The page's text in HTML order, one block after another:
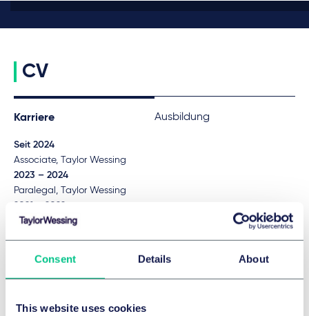
Consent Details About
This website uses cookies
CV
Karriere Ausbildung
Seit 2024
Associate, Taylor Wessing
2023 – 2024
Paralegal, Taylor Wessing
Paralegal, Executor Office, JUDr. Rudolf Krutý